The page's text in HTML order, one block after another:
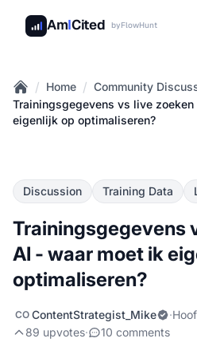
AmICited byFlowHunt
Home
/ Home / Community
Trainingsgegevens vs live
eigenlijk op optimaliseren?
Discussion Training Data
Trainingsgegevens
AI - waar moet ik
optimaliseren?
CO ContentStrategist_Mike ·
89 upvotes· 10 comments